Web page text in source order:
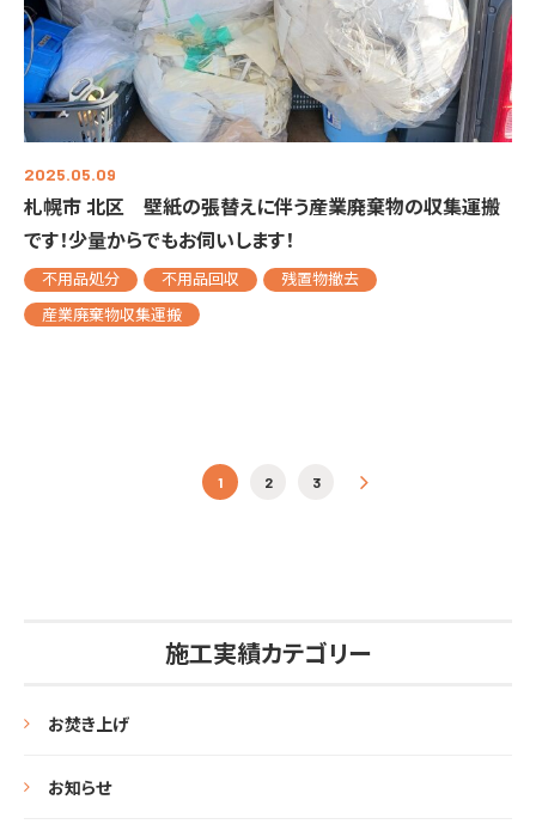
2025.05.09
札幌市 北区 壁紙の張替えに伴う産業廃棄物の収集運搬
です！少量からでもお伺いします！
不用品処分 不用品回収
残置物撤去
産業廃棄物収集運搬
投稿ナビゲーション
1 2 3 »
施工実績カテゴリー
お焚き上げ
お知らせ